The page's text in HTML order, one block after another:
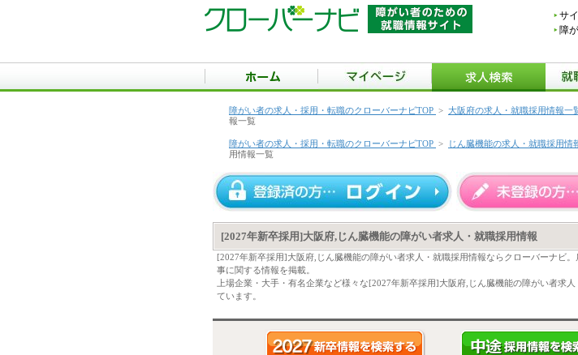
サ
障
障がい者の求人・採用・転職のクローバーナビTOP > 大阪府の求人・就職採用情報一
報一覧
障がい者の求人・採用・転職のクローバーナビTOP > じん臓機能の求人・就職採用情
用情報一覧
[2027年新卒採用]大阪府,じん臓機能の障がい者求人・就職採用情報
[2027年新卒採用]大阪府,じん臓機能の障がい者求人・就職採用情報ならクローバーナビ
事に関する情報を掲載。
上場企業・大手・有名企業など様々な[2027年新卒採用]大阪府,じん臓機能の障がい者求
ています。